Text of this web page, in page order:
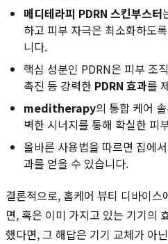
메디테라피 PDRN 스킨부스터
하고 피부 자극은 최소화하도
니다.
핵심 성분인 PDRN은 피부 조
촉진 등 강력한 PDRN 효과를
meditherapy의 통합 케어
벽한 시너지를 통해 확실한 피
올바른 사용법을 따르면 집에
과를 얻을 수 있습니다.
결론적으로, 홈케어 뷰티 디바이
면, 혹은 이미 가지고 있는 기기의
했다면, 그 해답은 기기 교체가 아